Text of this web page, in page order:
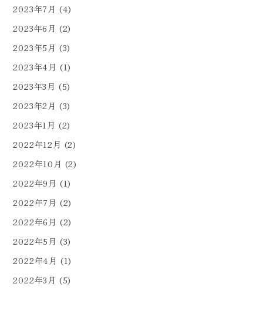
2023年7月 (4)
2023年6月 (2)
2023年5月 (3)
2023年4月 (1)
2023年3月 (5)
2023年2月 (3)
2023年1月 (2)
2022年12月 (2)
2022年10月 (2)
2022年9月 (1)
2022年7月 (2)
2022年6月 (2)
2022年5月 (3)
2022年4月 (1)
2022年3月 (5)